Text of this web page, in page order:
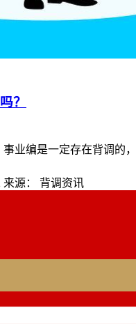
？
业编是一定存在背调的
来源： 背调资讯